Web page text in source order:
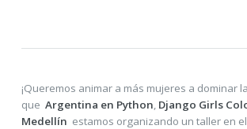
¡Queremos animar a más mujeres a dominar
que Argentina en Python Django Girls
Medellín estamos organizando un taller en